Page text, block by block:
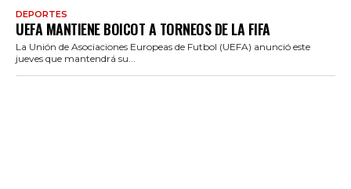
DEPORTES
UEFA MANTIENE BOICOT A TORNEOS DE LA FIFA
La Unión de Asociaciones Europeas de Futbol (UEFA) anunció este
jueves que mantendrá su...